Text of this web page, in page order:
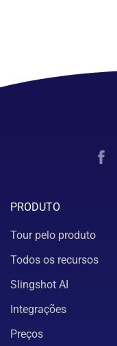
PRODUTO
Tour pelo produto
Todos os recursos
Slingshot AI
Integrações
Preços